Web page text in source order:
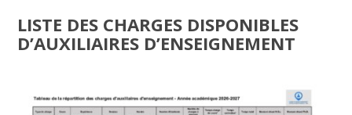
LISTE DES CHARGES DISPONIBLES
D’AUXILIAIRES D’ENSEIGNEMENT